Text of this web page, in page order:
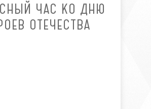
ЧАС КО ДНЮ
ОТЕЧЕСТВА